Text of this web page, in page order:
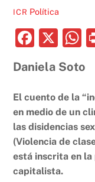
ICR Política
F
a
c
e
b
o
o
k
X
at
s
A
p
p
Daniela Soto
El cuento de la
en medio de un
las disidencias
(Violencia de
está inscrita en
capitalista.